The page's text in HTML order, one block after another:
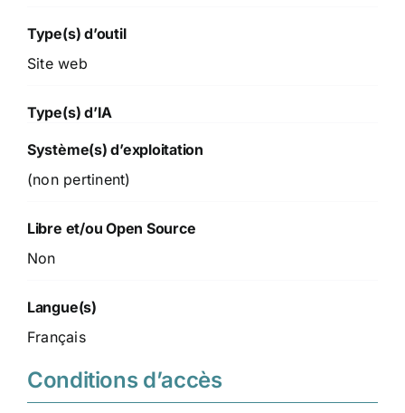
Type(s) d’outil
Site web
Type(s) d’IA
Système(s) d’exploitation
(non pertinent)
Libre et/ou Open Source
Non
Langue(s)
Français
Conditions d’accès